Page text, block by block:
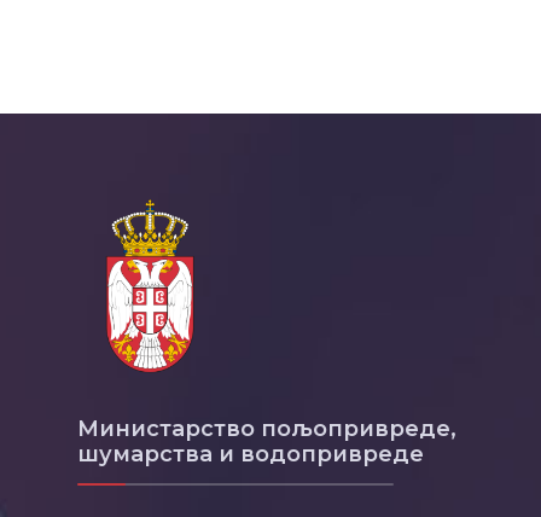
Министарство пољопривреде,
шумарства и водопривреде